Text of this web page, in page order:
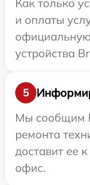
Как только
и оплаты
устройства
5
Мы сообщим
ремонта
доставит ее
офис.